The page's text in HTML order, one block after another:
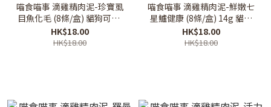
喵食喵事 滴雞精肉泥-珍寶虱
目魚化毛 (8條/盒) 貓狗可食/
台灣製造//犬貓適用/無添加
（1條）
HK$18.00
HK$18.00
喵食喵事 滴雞精肉泥-鮮嫩七
星鱸健康 (8條/盒) 14g 貓狗
可食/台灣製造//犬貓適用/無
添加（1條）
HK$18.00
HK$18.00